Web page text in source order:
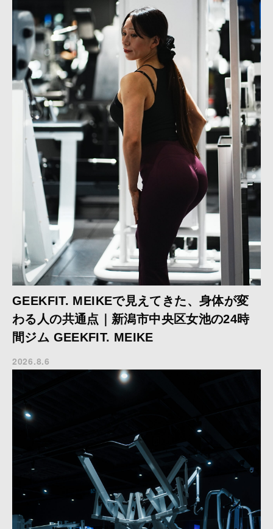
GEEKFIT. MEIKEで見えてきた、身体が変
わる人の共通点｜新潟市中央区女池の24時
間ジム GEEKFIT. MEIKE
2026.8.6